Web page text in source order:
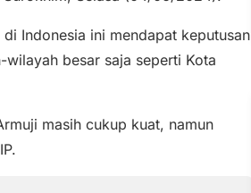
Indonesia ini mendapat keputusan
besar saja seperti Kota
masih cukup kuat, namun